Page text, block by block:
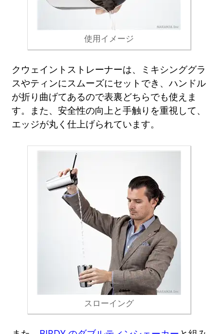
使用イメージ
クウェイントストレーナーは、ミキシンググラ
スやティンにスムーズにセットでき、ハンドル
が折り曲げてあるので表裏どちらでも使えま
す。また、安全性の向上と手触りを重視して、
エッジが丸く仕上げられています。
スローイング